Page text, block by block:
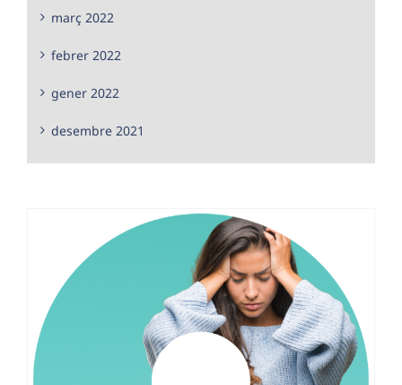
març 2022
febrer 2022
gener 2022
desembre 2021